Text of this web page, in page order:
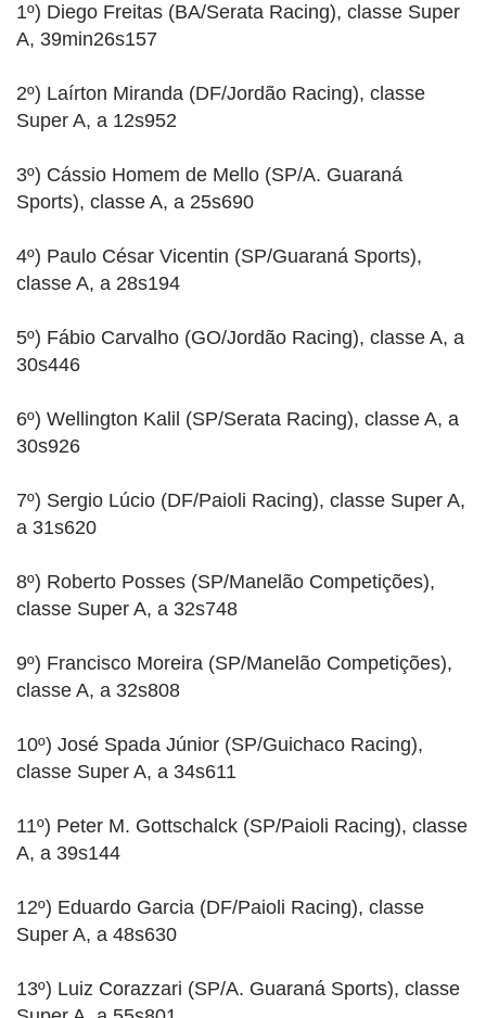
1º) Diego Freitas (BA/Serata Racing), classe Super
A, 39min26s157
2º) Laírton Miranda (DF/Jordão Racing), classe
Super A, a 12s952
3º) Cássio Homem de Mello (SP/A. Guaraná
Sports), classe A, a 25s690
4º) Paulo César Vicentin (SP/Guaraná Sports),
classe A, a 28s194
5º) Fábio Carvalho (GO/Jordão Racing), classe A, a
30s446
6º) Wellington Kalil (SP/Serata Racing), classe A, a
30s926
7º) Sergio Lúcio (DF/Paioli Racing), classe Super A,
a 31s620
8º) Roberto Posses (SP/Manelão Competições),
classe Super A, a 32s748
9º) Francisco Moreira (SP/Manelão Competições),
classe A, a 32s808
10º) José Spada Júnior (SP/Guichaco Racing),
classe Super A, a 34s611
11º) Peter M. Gottschalck (SP/Paioli Racing), classe
A, a 39s144
12º) Eduardo Garcia (DF/Paioli Racing), classe
Super A, a 48s630
13º) Luiz Corazzari (SP/A. Guaraná Sports), classe